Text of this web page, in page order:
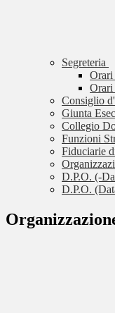
Segreteria
Orari
Orari
Consiglio
Giunta
Collegio
Funzioni
Fiduciarie
D.P.O. (-
D.P.O.